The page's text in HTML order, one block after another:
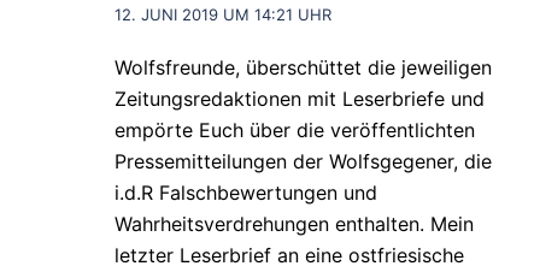
12. JUNI 2019 UM 14:21 UHR
Wolfsfreunde, überschüttet die jeweiligen
Zeitungsredaktionen mit Leserbriefe und
empörte Euch über die veröffentlichten
Pressemitteilungen der Wolfsgegener, die
i.d.R Falschbewertungen und
Wahrheitsverdrehungen enthalten. Mein
letzter Leserbrief an eine ostfriesische